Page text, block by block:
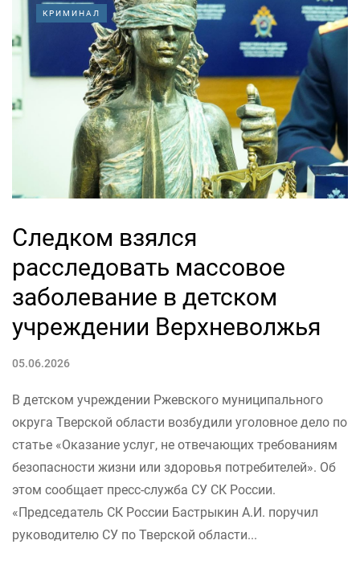
КРИМИНАЛ
Следком взялся
расследовать массовое
заболевание в детском
учреждении Верхневолжья
05.06.2026
В детском учреждении Ржевского муниципального
округа Тверской области возбудили уголовное дело по
статье «Оказание услуг, не отвечающих требованиям
безопасности жизни или здоровья потребителей». Об
этом сообщает пресс-служба СУ СК России.
«Председатель СК России Бастрыкин А.И. поручил
руководителю СУ по Тверской области...